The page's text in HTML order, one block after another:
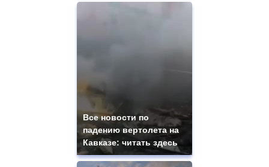
Все новости по
падению вертолета на
Кавказе: читать здесь